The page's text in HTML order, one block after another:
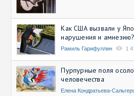
Как США вызвали у
нарушения и амнезию?
Рамиль Гарифуллин 1
Пурпурные поля
человечества
Елена Кондратьева-